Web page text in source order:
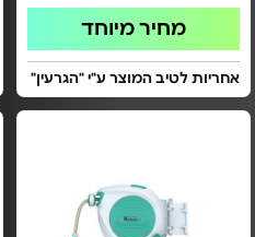
מחיר מיוחד
אחריות לטיב המוצר ע"י "הגרעין"